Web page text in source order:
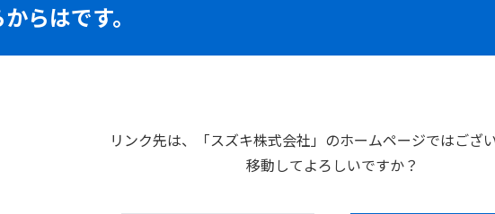
らはです。
リンク先は、「スズキ株式会社」のホームページではござ
移動してよろしいですか？